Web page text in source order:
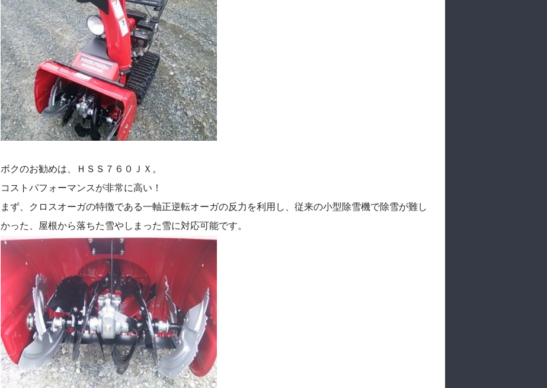
ボクのお勧めは、ＨＳＳ７６０ＪＸ。
コストパフォーマンスが非常に高い！
まず、クロスオーガの特徴である一軸正逆転オーガの反力を利用し、従来の小型除雪機で除雪が難し
かった、屋根から落ちた雪やしまった雪に対応可能です。